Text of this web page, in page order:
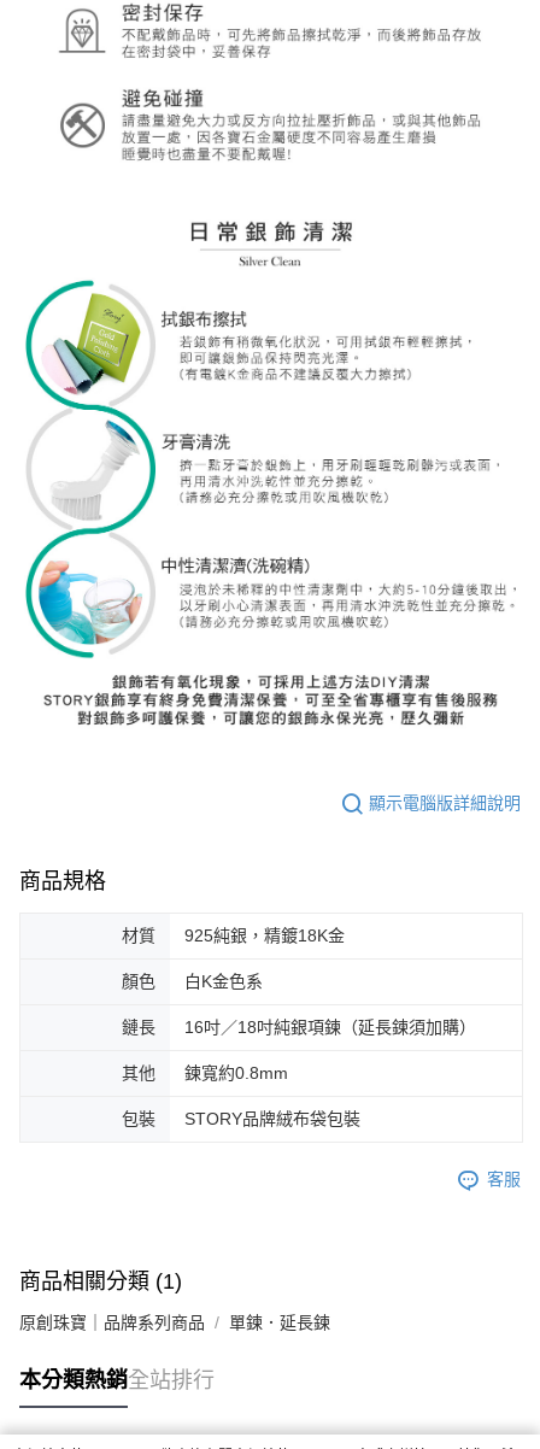
顯示電腦版詳細說明
商品規格
材質 925純銀，精鍍18K金
顏色 白K金色系
鏈長 16吋／18吋純銀項鍊（延長鍊須加購）
其他 鍊寬約0.8mm
包裝 STORY品牌絨布袋包裝
客服
商品相關分類 (1)
原創珠寶｜品牌系列商品 單鍊．延長鍊
本分類熱銷全站排行